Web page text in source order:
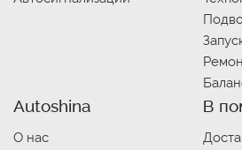
Autoshina
О нас
В